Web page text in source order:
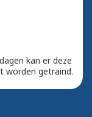
kan er deze
worden getraind.